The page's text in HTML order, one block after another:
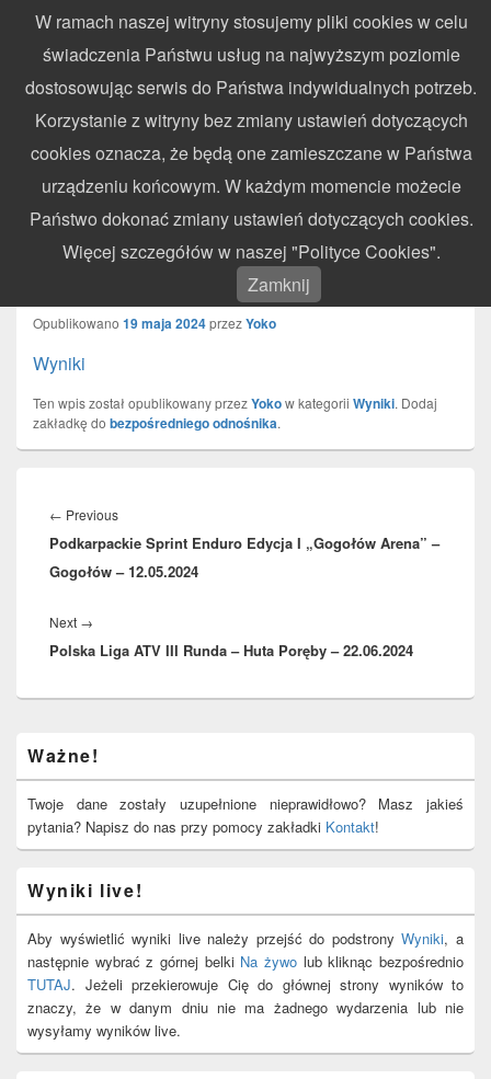
WynikiZawodow.pl
Profesjonalny elektroniczny pomiar czasu – chronometraż zawodów
sportowych
Search
for:
Search
Crossbruk Enduro Race – Lidzbark
Warmiński – 19.05.2024
Opublikowano 19 maja 2024przezYoko
Wyniki
Ten wpis został opublikowany przezYokow kategorii Wyniki. Dodaj
zakładkę do bezpośredniego odnośnika.
wpisu
← PreviousPrevious
post:
Podkarpackie Sprint Enduro Edycja I „Gogołów Arena” –
Gogołów – 12.05.2024
Next →
post:
Polska Liga ATV III Runda – Huta Poręby – 22.06.2024
Sidebar
Widget
Area
Ważne!
Twoje dane zostały uzupełnione nieprawidłowo? Masz jakieś
pytania? Napisz do nas przy pomocy zakładki Kontakt!
Wyniki live!
Aby wyświetlić wyniki live należy przejść do podstronyWyniki, a
następnie wybrać z górnej belki Na żywo lub kliknąc bezpośrednio
TUTAJ. Jeżeli przekierowuje Cię do głównej strony wyników to
znaczy, że w danym dniu nie ma żadnego wydarzenia lub nie
wysyłamy wyników live.
W ramach naszej witryny stosujemy pliki cookies w celu
świadczenia Państwu usług na najwyższym poziomie
dostosowując serwis do Państwa indywidualnych potrzeb.
Korzystanie z witryny bez zmiany ustawień dotyczących
cookies oznacza, że będą one zamieszczane w Państwa
urządzeniu końcowym. W każdym momencie możecie
Państwo dokonać zmiany ustawień dotyczących cookies.
Więcej szczegółów w naszej "Polityce Cookies".
Zamknij